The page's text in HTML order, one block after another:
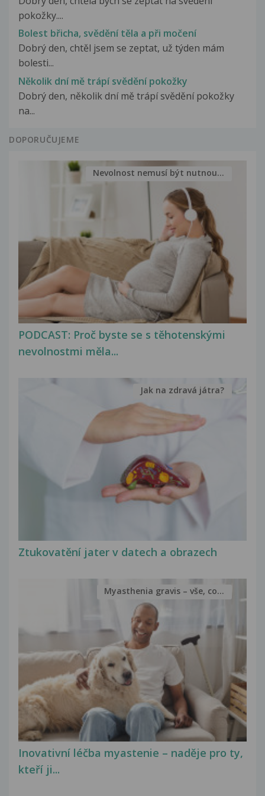
pokožky....
Bolest břicha, svědění těla a při močení
Dobrý den, chtěl jsem se zeptat, už týden mám
bolesti...
Několik dní mě trápí svědění pokožky
Dobrý den, několik dní mě trápí svědění pokožky
na...
DOPORUČUJEME
PODCAST: Proč byste se s těhotenskými
nevolnostmi měla...
Nevolnost nemusí být nutnou...
Ztukovatění jater v datech a obrazech
Jak na zdravá játra?
Inovativní léčba myastenie – naděje pro ty,
kteří ji...
Myasthenia gravis – vše, co...